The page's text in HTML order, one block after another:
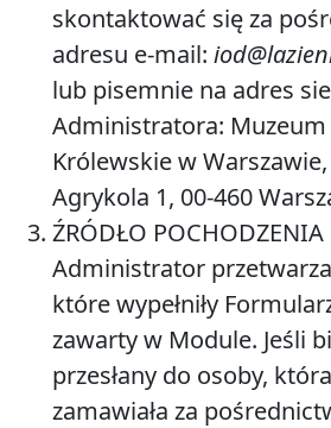
skontaktować się za
adresu e-mail:
lub pisemnie na adres
Administratora: Muzeum
Królewskie w
Agrykola 1, 00-460
ŹRÓDŁO POCHODZENIA
Administrator
które wypełniły
zawarty w Module. Jeśli
przesłany do osoby,
zamawiała za